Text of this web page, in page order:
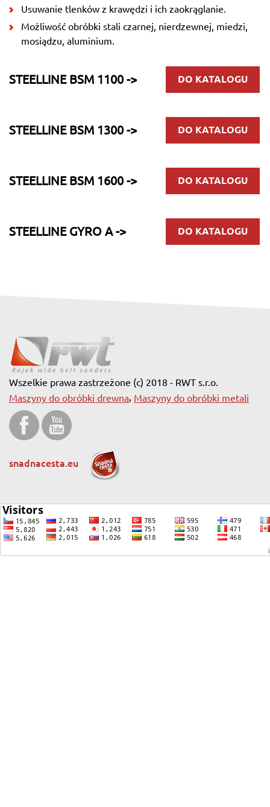
Usuwanie tlenków z krawędzi i ich zaokrąglanie.
Możliwość obróbki stali czarnej, nierdzewnej, miedzi,
mosiądzu, aluminium.
STEELLINE BSM 1100 -> DO KATALOGU
STEELLINE BSM 1300 -> DO KATALOGU
STEELLINE BSM 1600 -> DO KATALOGU
STEELLINE GYRO A -> DO KATALOGU
Wszelkie prawa zastrzeżone (c) 2018 - RWT s.r.o.
Maszyny do obróbki drewna, Maszyny do obróbki metali
snadnacesta.eu